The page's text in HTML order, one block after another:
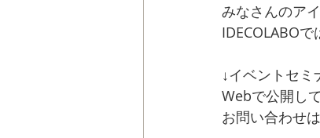
みなさんのア
IDECOLABO
↓イベントセミ
Webで公開し
お問い合わせ